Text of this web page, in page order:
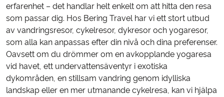
erfarenhet – det handlar helt enkelt om att hitta den resa
som passar dig. Hos Bering Travel har vi ett stort utbud
av vandringsresor, cykelresor, dykresor och yogaresor,
som alla kan anpassas efter din nivå och dina preferenser.
Oavsett om du drömmer om en avkopplande yogaresa
vid havet, ett undervattensäventyr i exotiska
dykområden, en stillsam vandring genom idylliska
landskap eller en mer utmanande cykelresa, kan vi hjälpa